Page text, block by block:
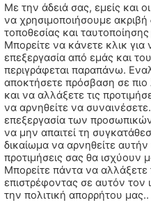
Με την άδειά σας, εμείς και
να χρησιμοποιήσουμε
τοποθεσίας και
Μπορείτε να κάνετε κλικ για
επεξεργασία από εμάς και
περιγράφεται παραπάνω.
αποκτήσετε πρόσβαση σε πιο
και να αλλάξετε τις
να αρνηθείτε να
επεξεργασία των
να μην απαιτεί τη
δικαίωμα να αρνηθείτε
προτιμήσεις σας θα ισχύουν
Μπορείτε πάντα να αλλάξετε
επιστρέφοντας σε αυτόν τον
την πολιτική απορρήτου μας..